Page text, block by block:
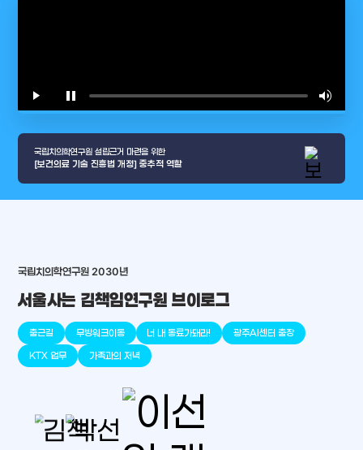
충청남도place
천안
place
세종
place
판교
place
오송
place
대덕
place
원주
play_arrow pause volume_up
국립치의학연구원 설립근거 마련을 위한
[보건의료 기술 진흥법 개정] 중추적 역할
국립치의학연구원 2030년
서울사는 김책임연구원 브이로그
출근길 무빙워크이동 너 내 동료가돼라! 광주AI센터 출장
KTX 업무 가족과의 저녁